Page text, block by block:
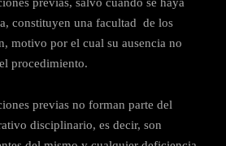
constituyen una facultad de los
motivo por el cual su ausencia no
procedimiento.
previas no forman parte del
disciplinario, es decir, son